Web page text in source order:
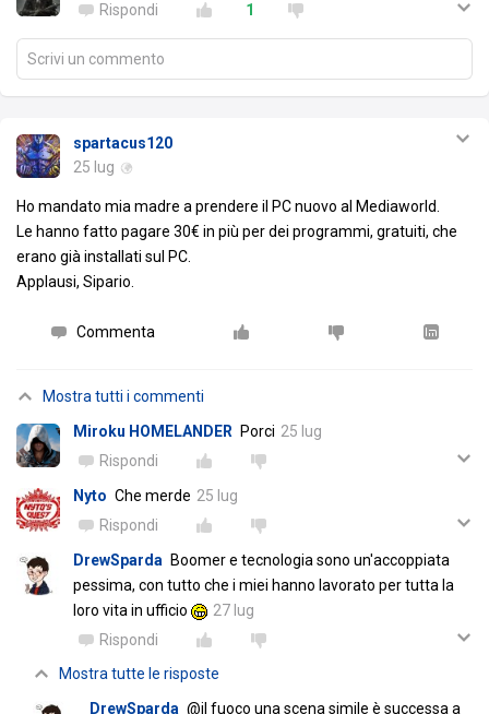
Rispondi
1
Scrivi un commento
spartacus120
25 lug
Ho mandato mia madre a prendere il PC nuovo al Mediaworld.
Le hanno fatto pagare 30€ in più per dei programmi, gratuiti, che
erano già installati sul PC.
Applausi, Sipario.
Commenta
Mostra tutti i commenti
Miroku HOMELANDER
Porci 25 lug
Rispondi
Nyto Che merde 25 lug
Rispondi
DrewSparda
Boomer e tecnologia sono un'accoppiata
pessima, con tutto che i miei hanno lavorato per tutta la
loro vita in ufficio
27 lug
Rispondi
Mostra tutte le risposte
DrewSparda @il fuoco una scena simile è successa a